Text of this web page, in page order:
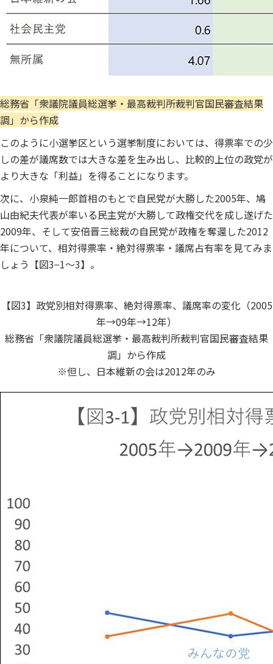
総務省「衆議院議員総選挙・最高裁判所裁判官国民審査結果
調」から作成
このように小選挙区という選挙制度においては、得票率での少
しの差が議席数では大きな差を生み出し、比較的上位の政党が
より大きな「利益」を得ることになります。
次に、小泉純一郎首相のもとで自民党が大勝した2005年、鳩
山由紀夫代表が率いる民主党が大勝して政権交代を成し遂げた
2009年、そして安倍晋三総裁の自民党が政権を奪還した2012
年について、相対得票率・絶対得票率・議席占有率を見てみま
しょう【図3−1～3】。
【図3】政党別相対得票率、絶対得票率、議席率の変化（2005
年→09年→12年）
総務省「衆議院議員総選挙・最高裁判所裁判官国民審査結果
調」から作成
※但し、日本維新の会は2012年のみ